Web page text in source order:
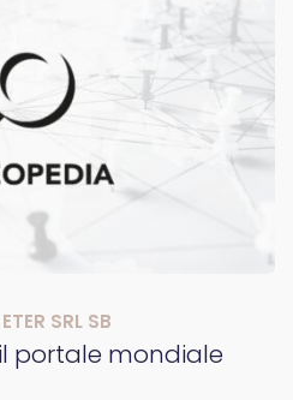
portale mondiale
SRL SB